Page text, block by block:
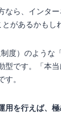
なら、インタ
があるかもし
度）のような
型です。「本
。
用を行えば、